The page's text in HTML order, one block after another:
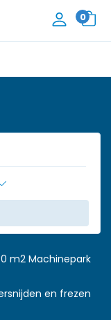
0
m2 Machinepark
en frezen